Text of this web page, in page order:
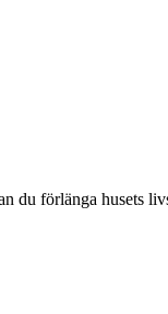
du förlänga husets